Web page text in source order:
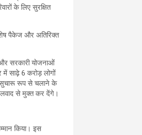
के लिए सुरक्षित
पैकेज और अतिरिक्त
सरकारी योजनाओं
में साढ़े 6 करोड़ लोगों
सुचारू रूप से चलाने के
से मुक्त कर देंगे।
किया। इस